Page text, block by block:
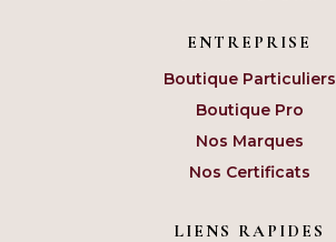
ENTREPRISE
Boutique Particuliers
Boutique Pro
Nos Marques
Nos Certificats
LIENS RAPIDES